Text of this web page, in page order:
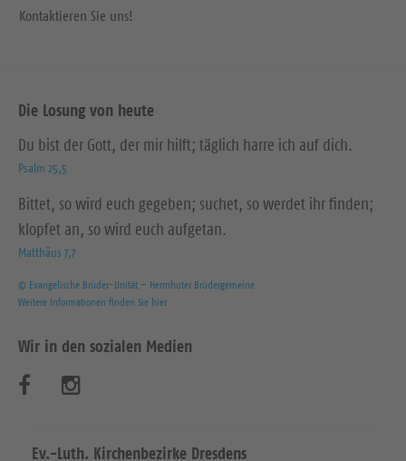
Kontaktieren Sie uns!
Die Losung von heute
Du bist der Gott, der mir hilft; täglich harre ich auf dich.
Psalm 25,5
Bittet, so wird euch gegeben; suchet, so werdet ihr finden;
klopfet an, so wird euch aufgetan.
Matthäus 7,7
© Evangelische Brüder-Unität – Herrnhuter Brüdergemeine
Weitere Informationen finden Sie hier
Wir in den sozialen Medien
s
s
Ev.-Luth. Kirchenbezirke Dresdens